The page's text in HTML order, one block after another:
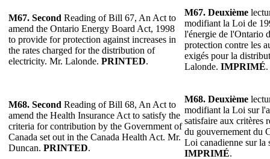
M67. Second Reading of Bill 67, An Act to
amend the Ontario Energy Board Act, 1998
to provide for protection against increases in
the rates charged for the distribution of
electricity. Mr. Lalonde. PRINTED.
M67. Deuxième
modifiant la Loi de
l'énergie de l'Ontario
protection contre les
exigés pour la
Lalonde. IMPRIMÉ.
M68. Second Reading of Bill 68, An Act to
amend the Health Insurance Act to satisfy the
criteria for contribution by the Government of
Canada set out in the Canada Health Act. Mr.
Duncan. PRINTED.
M68. Deuxième
modifiant la Loi sur
satisfaire aux critères
du gouvernement du
Loi canadienne sur la
IMPRIMÉ.